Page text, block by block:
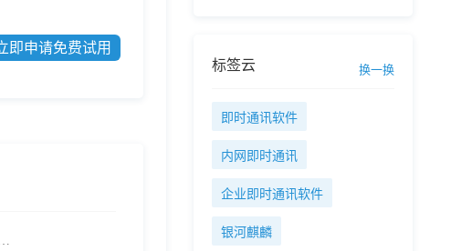
即申请免费试用
标签云 换一换
即时通讯软件
内网即时通讯
企业即时通讯软件
银河麒麟